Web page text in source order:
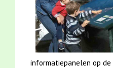
informatiepanelen op de